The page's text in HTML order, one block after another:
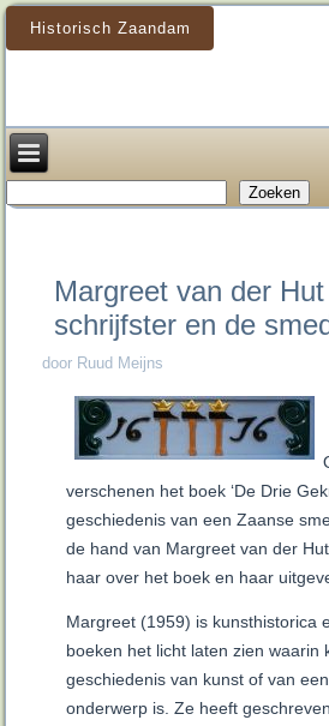
Historisch Zaandam
Zoeken
Margreet van der
schrijfster en de
door Ruud Meijns
verschenen het boek ‘De Drie
geschiedenis van een Zaanse
de hand van Margreet van der
haar over het boek en haar
Margreet (1959) is kunsthistorica
boeken het licht laten zien waarin
geschiedenis van kunst of van
onderwerp is. Ze heeft